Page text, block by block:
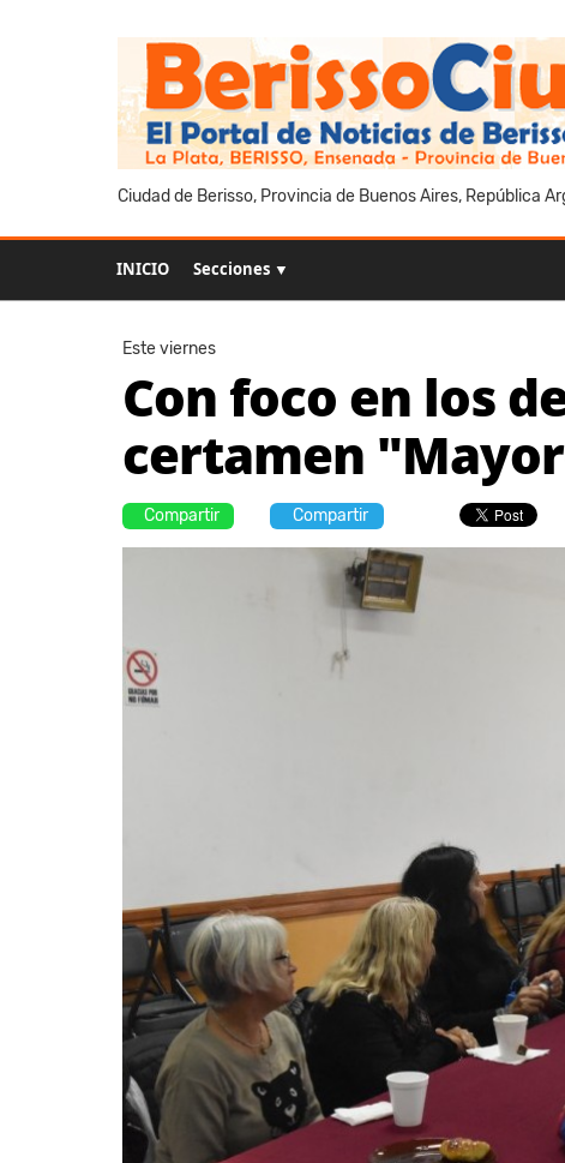
Ciudad de Berisso, Provincia de Buenos Aires, República
INICIO Secciones ▼
Este viernes
Con foco en los
certamen
Compartir Compartir